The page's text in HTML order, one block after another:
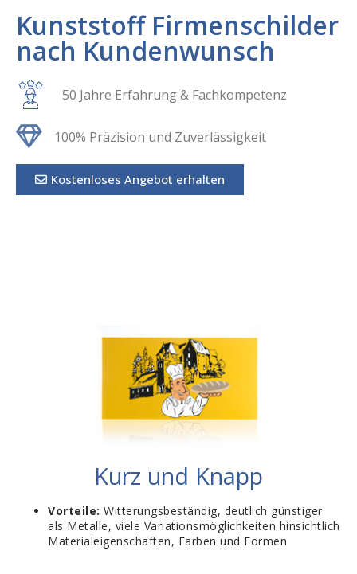
Kunststoff Firmenschilder
nach Kundenwunsch
50 Jahre Erfahrung & Fachkompetenz
100% Präzision und Zuverlässigkeit
Kostenloses Angebot erhalten
Kurz und Knapp
Vorteile: Witterungsbeständig, deutlich günstiger
als Metalle, viele Variationsmöglichkeiten hinsichtlich
Materialeigenschaften, Farben und Formen